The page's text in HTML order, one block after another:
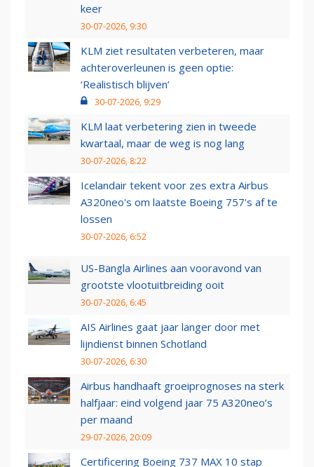
keer
30-07-2026, 9:30
KLM ziet resultaten verbeteren, maar
achteroverleunen is geen optie:
‘Realistisch blijven’
30-07-2026, 9:29
KLM laat verbetering zien in tweede
kwartaal, maar de weg is nog lang
30-07-2026, 8:22
Icelandair tekent voor zes extra Airbus
A320neo's om laatste Boeing 757's af te
lossen
30-07-2026, 6:52
US-Bangla Airlines aan vooravond van
grootste vlootuitbreiding ooit
30-07-2026, 6:45
AIS Airlines gaat jaar langer door met
lijndienst binnen Schotland
30-07-2026, 6:30
Airbus handhaaft groeiprognoses na sterk
halfjaar: eind volgend jaar 75 A320neo’s
per maand
29-07-2026, 20:09
Certificering Boeing 737 MAX 10 stap